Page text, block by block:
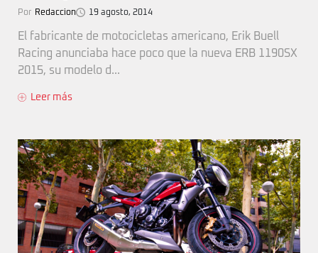
Por Redaccion 19 agosto, 2014
El fabricante de motocicletas americano, Erik Buell
Racing anunciaba hace poco que la nueva ERB 1190SX
2015, su modelo d...
Leer más